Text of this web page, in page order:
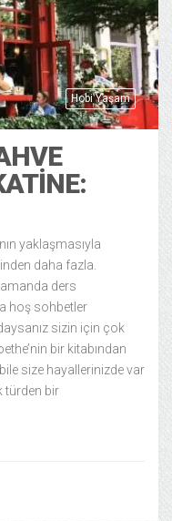
Hobi Yaşam
yaklaşmasıyla
daha fazla.
ders
hoş sohbetler
sizin için çok
bir kitabından
size hayallerinizde var
türden bir